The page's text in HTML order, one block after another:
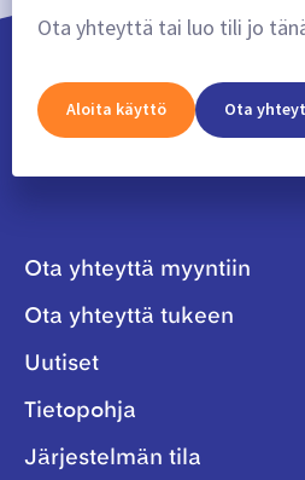
Ota yhteyttä tai luo tili jo
Aloita käyttö Ota
Ota yhteyttä myyntiin
Ota yhteyttä tukeen
Uutiset
Tietopohja
Järjestelmän tila